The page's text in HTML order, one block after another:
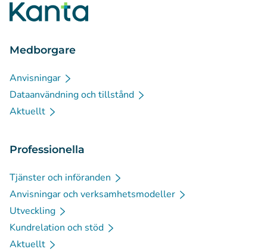
Medborgare
Anvisningar
Dataanvändning och tillstånd
Aktuellt
Professionella
Tjänster och införanden
Anvisningar och verksamhetsmodeller
Utveckling
Kundrelation och stöd
Aktuellt